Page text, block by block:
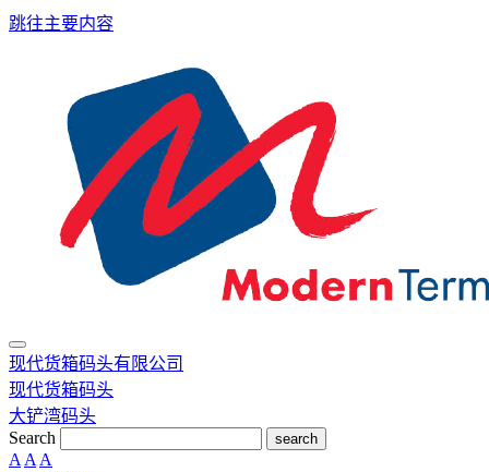
跳往主要内容
现代货箱码头有限公司
现代货箱码头
大铲湾码头
Search
search
A A A